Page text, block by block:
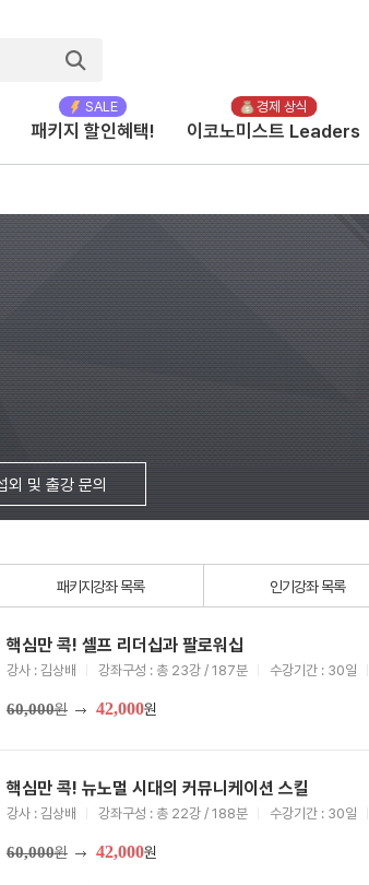
패키지 할인혜택! 이코노미스트 Leaders
외 및 출강 문의
패키지강좌 목록 인기강좌 목록
핵심만 콕! 셀프 리더십과 팔로워십
강사 : 김상배 강좌구성 : 총 23강 / 187분 수강기간 : 30일
60,000원 42,000원
핵심만 콕! 뉴노멀 시대의 커뮤니케이션 스킬
강사 : 김상배 강좌구성 : 총 22강 / 188분 수강기간 : 30일
60,000원 42,000원